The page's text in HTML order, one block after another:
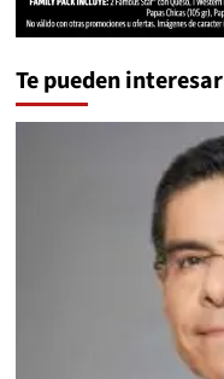
Te pueden interesar